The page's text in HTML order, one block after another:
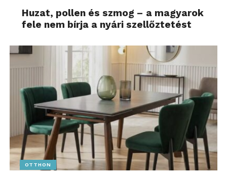
Huzat, pollen és szmog – a magyarok
fele nem bírja a nyári szellőztetést
OTTHON